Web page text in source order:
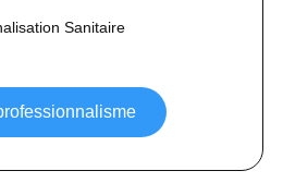
Sanitaire